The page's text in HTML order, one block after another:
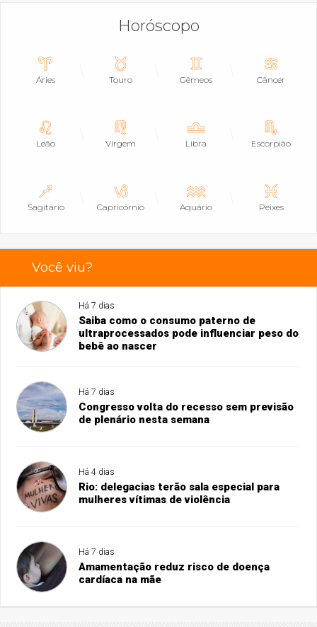
Horóscopo
Áries Touro Gêmeos Câncer
Leão Virgem Libra Escorpião
Sagitário Capricórnio Aquário Peixes
Você viu?
Há 7 dias
Saiba como o consumo paterno de
ultraprocessados pode influenciar peso do
bebê ao nascer
Há 7 dias
Congresso volta do recesso sem previsão
de plenário nesta semana
Há 4 dias
Rio: delegacias terão sala especial para
mulheres vítimas de violência
Há 7 dias
Amamentação reduz risco de doença
cardíaca na mãe